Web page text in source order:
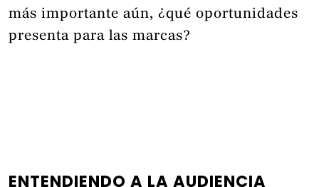
más importante aún, ¿qué oportunidades
presenta para las marcas?
ENTENDIENDO A LA AUDIENCIA